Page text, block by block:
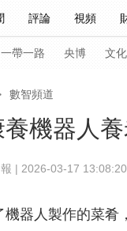
評論 視頻
中國領導人 央視快評
節目單 聽音 微視頻
Монгол
一帶一路 央博 文化
+ 熱解讀 天天
數智頻道
機器人
| 2026-03-17 13:08:20
機器人製作的菜